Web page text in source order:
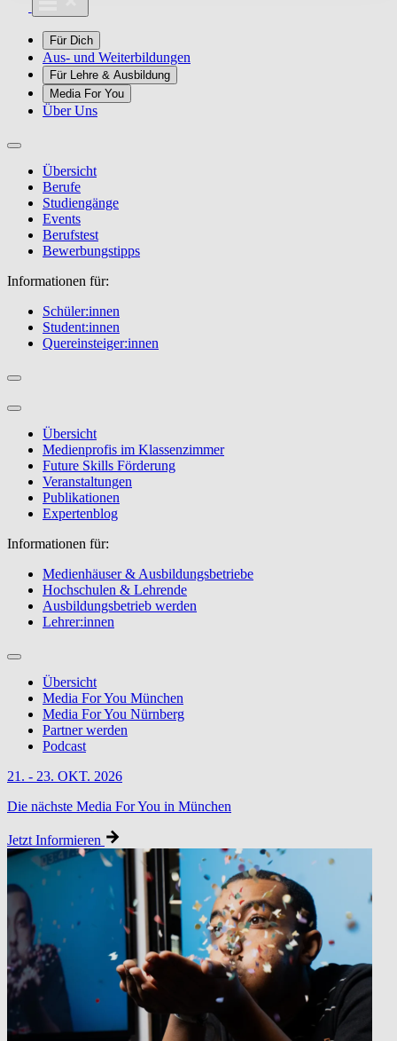
Für Dich
Aus- und Weiterbildungen
Für Lehre & Ausbildung
Media For You
Über Uns
Übersicht
Berufe
Studiengänge
Events
Berufstest
Bewerbungstipps
Informationen für:
Schüler:innen
Student:innen
Quereinsteiger:innen
Übersicht
Medienprofis im Klassenzimmer
Future Skills Förderung
Veranstaltungen
Publikationen
Expertenblog
Informationen für:
Medienhäuser & Ausbildungsbetriebe
Hochschulen & Lehrende
Ausbildungsbetrieb werden
Lehrer:innen
Übersicht
Media For You München
Media For You Nürnberg
Partner werden
Podcast
21. - 23. OKT. 2026
Die nächste Media For You in München
Jetzt Informieren